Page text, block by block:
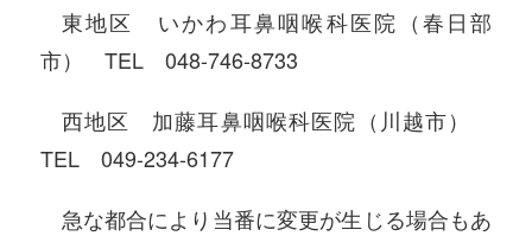
東地区 いかわ耳鼻咽喉科医院（春日部
市） TEL 048-746-8733
西地区 加藤耳鼻咽喉科医院（川越市）
TEL 049-234-6177
急な都合により当番に変更が生じる場合もあ